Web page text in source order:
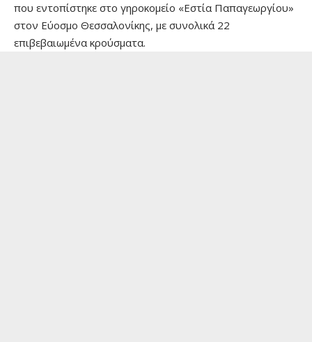
που εντοπίστηκε στο γηροκομείο «Εστία Παπαγεωργίου»
στον Εύοσμο Θεσσαλονίκης, με συνολικά 22
επιβεβαιωμένα κρούσματα.